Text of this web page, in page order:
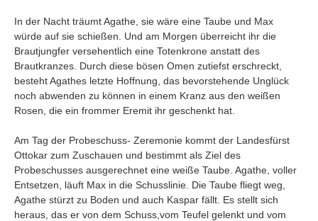
In der Nacht träumt Agathe, sie wäre eine Taube und Max
würde auf sie schießen. Und am Morgen überreicht ihr die
Brautjungfer versehentlich eine Totenkrone anstatt des
Brautkranzes. Durch diese bösen Omen zutiefst erschreckt,
besteht Agathes letzte Hoffnung, das bevorstehende Unglück
noch abwenden zu können in einem Kranz aus den weißen
Rosen, die ein frommer Eremit ihr geschenkt hat.
Am Tag der Probeschuss- Zeremonie kommt der Landesfürst
Ottokar zum Zuschauen und bestimmt als Ziel des
Probeschusses ausgerechnet eine weiße Taube. Agathe, voller
Entsetzen, läuft Max in die Schusslinie. Die Taube fliegt weg,
Agathe stürzt zu Boden und auch Kaspar fällt. Es stellt sich
heraus, das er von dem Schuss,vom Teufel gelenkt und vom